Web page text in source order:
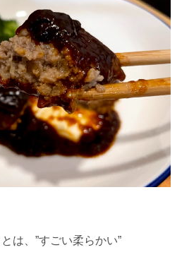
は、”すごい柔らかい”